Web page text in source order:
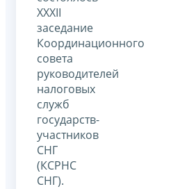
XXXII
заседание
Координационного
совета
руководителей
налоговых
служб
государств-
участников
СНГ
(КСРНС
СНГ).